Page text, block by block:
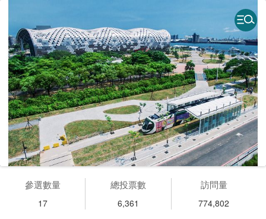
參選數量
17
總投票數
6,361
訪問量
774,802